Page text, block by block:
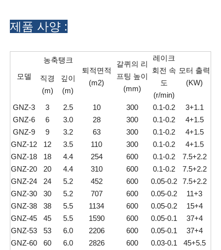
제품 사양 :
모델
농축탱크
퇴적면적
(m2)
갈퀴의 리
프팅 높이
(mm)
레이크
회전 속
도
(r/min)
모터 출력
(KW)
직경
(m)
깊이
(m)
GNZ-3
3 2.5 10 300 0.1-0.2
3+1.1
GNZ-6
6 3.0 28 300 0.1-0.2
4+1.5
GNZ-9
9 3.2 63 300 0.1-0.2
4+1.5
GNZ-12
12 3.5 110 300 0.1-0.2
4+1.5
GNZ-18
18 4.4 254 600 0.1-0.2
7.5+2.2
GNZ-20
20 4.4 310 600 0.1-0.2
7.5+2.2
GNZ-24
24 5.2 452 600 0.05-0.2
7.5+2.2
GNZ-30
30 5.2 707 600 0.05-0.2
11+3
GNZ-38
38 5.5 1134 600 0.05-0.2
15+4
GNZ-45
45 5.5 1590 600 0.05-0.1
37+4
GNZ-53
53 6.0 2206 600 0.05-0.1
37+4
GNZ-60
60 6.0 2826 600 0.03-0.1 45+5.5